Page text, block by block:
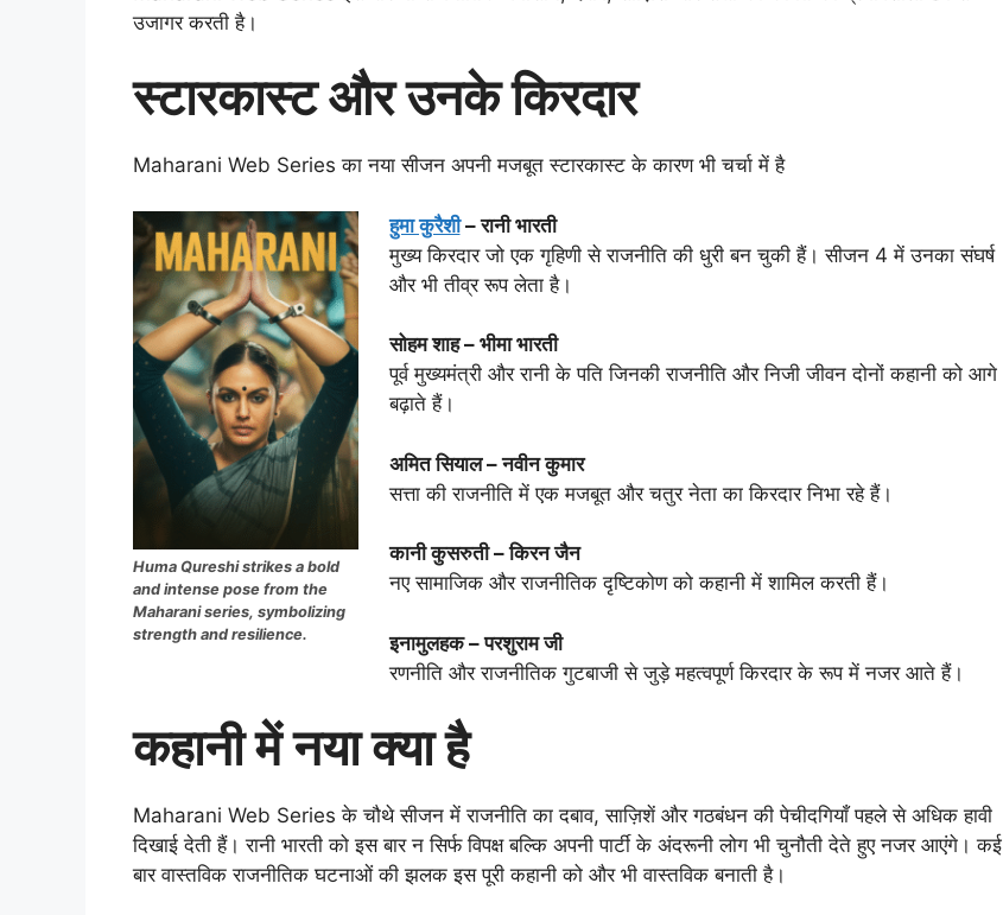
उजागर करती है।
स्टारकास्ट और उनके किरदार
Maharani Web Series का नया सीजन अपनी मजबूत स्टारकास्ट के कारण भी चर्चा में है
Huma Qureshi strikes a bold
and intense pose from the
Maharani series, symbolizing
strength and resilience.
हुमा कुरैशी– रानी भारती
मुख्य किरदार जो एक गृहिणी से राजनीति की धुरी बन चुकी हैं। सीजन 4 में उनका संघर्ष
और भी तीव्र रूप लेता है।
सोहम शाह – भीमा भारती
पूर्व मुख्यमंत्री और रानी के पति जिनकी राजनीति और निजी जीवन दोनों कहानी को आगे
बढ़ाते हैं।
अमित सियाल – नवीन कुमार
सत्ता की राजनीति में एक मजबूत और चतुर नेता का किरदार निभा रहे हैं।
कानी कुसरुती – किरन जैन
नए सामाजिक और राजनीतिक दृष्टिकोण को कहानी में शामिल करती हैं।
इनामुलहक – परशुराम जी
रणनीति और राजनीतिक गुटबाजी से जुड़े महत्वपूर्ण किरदार के रूप में नजर आते हैं।
कहानी में नया क्या है
Maharani Web Series के चौथे सीजन में राजनीति का दबाव, साज़िशें और गठबंधन की पेचीदगियाँ पहले से अधिक हावी
दिखाई देती हैं। रानी भारती को इस बार न सिर्फ विपक्ष बल्कि अपनी पार्टी के अंदरूनी लोग भी चुनौती देते हुए नजर आएंगे। कई
बार वास्तविक राजनीतिक घटनाओं की झलक इस पूरी कहानी को और भी वास्तविक बनाती है।